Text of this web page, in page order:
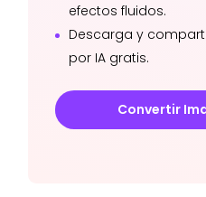
efectos fluidos.
Descarga y
por IA gratis.
Convertir